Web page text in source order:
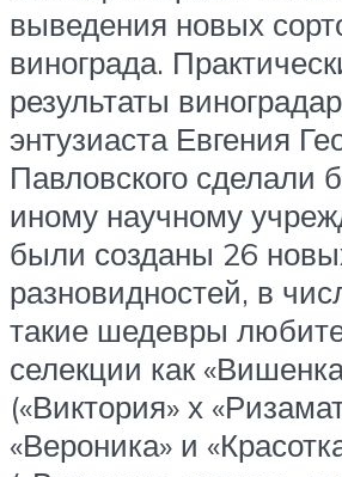
выведения новых
винограда.
результаты
энтузиаста Евгения
Павловского сделали
иному научному
были созданы 26
разновидностей, в
такие шедевры
селекции как
(«Виктория» х
«Вероника» и